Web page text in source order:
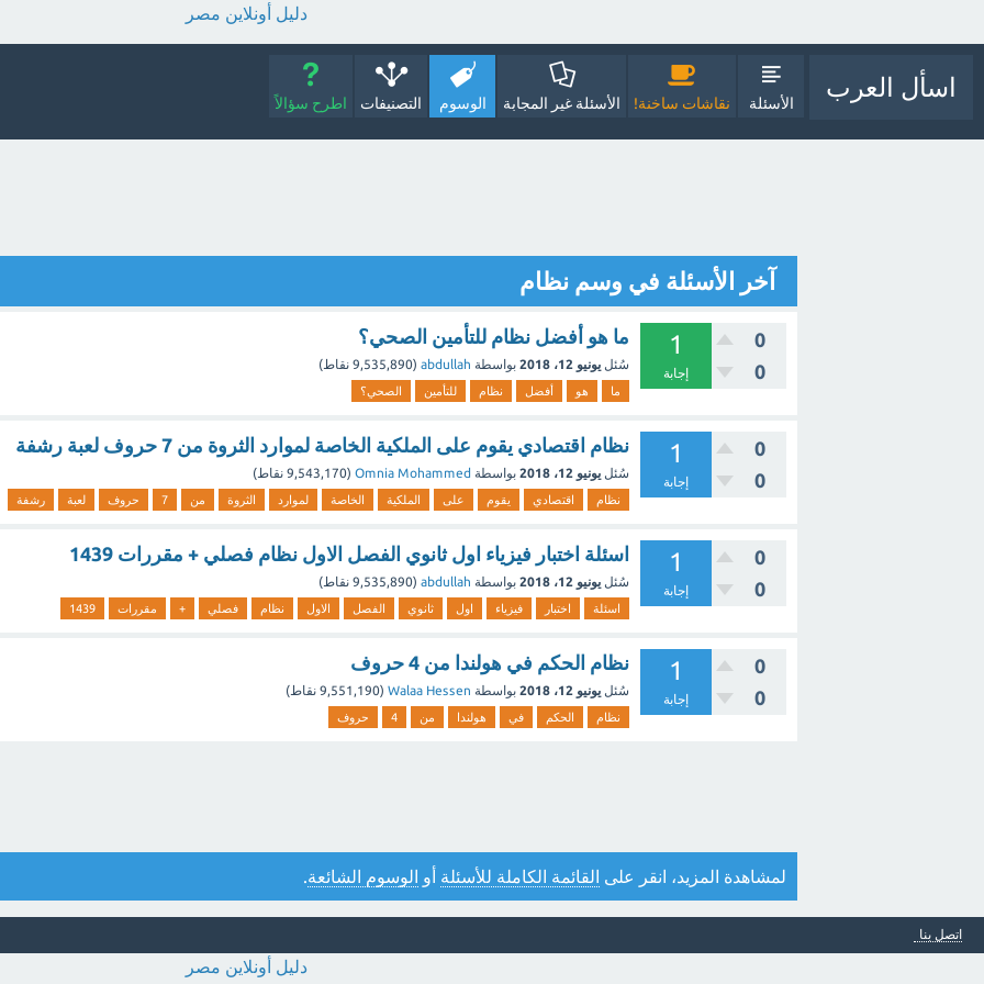
دليل أونلاين مصر
اسأل العرب
الأسئلة نقاشات ساخنة! الأسئلة غير المجابة الوسوم التصنيفات اطرح سؤالاً
آخر الأسئلة في وسم نظام
0
0
1
إجابة
ما هو أفضل نظام للتأمين الصحي؟
سُئل يونيو 12، 2018 بواسطة abdullah
(
9,535,890 نقاط)
ما هو أفضل نظام للتأمين الصحي؟
0
0
1
إجابة
نظام اقتصادي يقوم على الملكية الخاصة لموارد الثروة من 7 حروف لعبة رشفة
سُئل يونيو 12، 2018 بواسطة Omnia Mohammed
(
9,543,170 نقاط)
نظام اقتصادي يقوم على الملكية الخاصة لموارد الثروة من 7 حروف لعبة رشفة
0
0
1
إجابة
اسئلة اختبار فيزياء اول ثانوي الفصل الاول نظام فصلي + مقررات 1439
سُئل يونيو 12، 2018 بواسطة abdullah
(
9,535,890 نقاط)
اسئلة اختبار فيزياء اول ثانوي الفصل الاول نظام فصلي + مقررات 1439
0
0
1
إجابة
نظام الحكم في هولندا من 4 حروف
سُئل يونيو 12، 2018 بواسطة Walaa Hessen
(
9,551,190 نقاط)
نظام الحكم في هولندا من 4 حروف
لمشاهدة المزيد، انقر على القائمة الكاملة للأسئلة أو الوسوم الشائعة.
اتصل بنا
دليل أونلاين مصر